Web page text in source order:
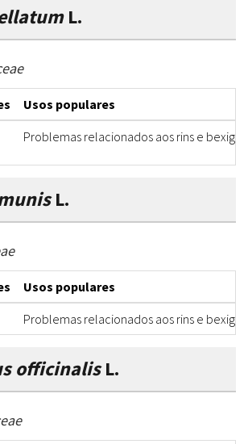
L.
Usos populares
Problemas relacionados aos rins e bexiga
L.
Usos populares
Problemas relacionados aos rins e bexiga
officinalisL.